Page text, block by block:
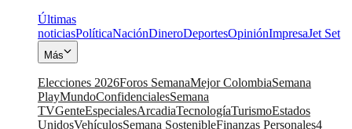
Últimas
noticiasPolíticaNaciónDineroDeportesOpiniónImpresaJet Set
Más
Elecciones 2026Foros SemanaMejor ColombiaSemana
PlayMundoConfidencialesSemana
TVGenteEspecialesArcadiaTecnologíaTurismoEstados
UnidosVehículosSemana SostenibleFinanzas Personales4